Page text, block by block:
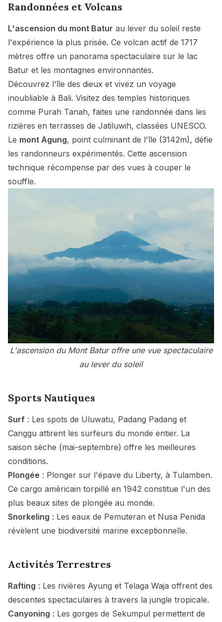
Randonnées et Volcans
L'ascension du mont Batur au lever du soleil reste
l'expérience la plus prisée. Ce volcan actif de 1717
mètres offre un panorama spectaculaire sur le lac
Batur et les montagnes environnantes.
Découvrez l'île des dieux et vivez un voyage
inoubliable à Bali. Visitez des temples historiques
comme Purah Tanah, faites une randonnée dans les
rizières en terrasses de Jatiluwih, classées UNESCO.
Le mont Agung, point culminant de l'île (3142m), défie
les randonneurs expérimentés. Cette ascension
technique récompense par des vues à couper le
souffle.
L'ascension du Mont Batur offre une vue spectaculaire
au lever du soleil
Sports Nautiques
Surf : Les spots de Uluwatu, Padang Padang et
Canggu attirent les surfeurs du monde entier. La
saison sèche (mai-septembre) offre les meilleures
conditions.
Plongée : Plonger sur l'épave du Liberty, à Tulamben.
Ce cargo américain torpillé en 1942 constitue l'un des
plus beaux sites de plongée au monde.
Snorkeling : Les eaux de Pemuteran et Nusa Penida
révèlent une biodiversité marine exceptionnelle.
Activités Terrestres
Rafting : Les rivières Ayung et Telaga Waja offrent des
descentes spectaculaires à travers la jungle tropicale.
Canyoning : Les gorges de Sekumpul permettent de